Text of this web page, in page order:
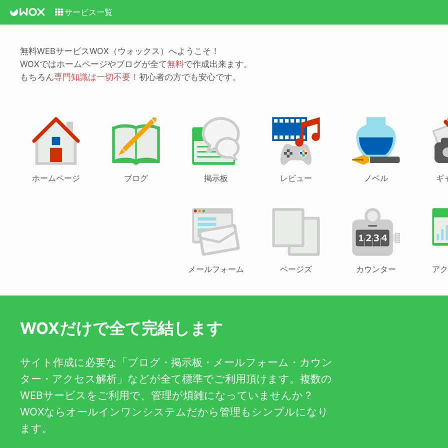
サービス一覧
無料WEBサービスWOX（ウォックス）へようこそ！
WOXではホームページやブログが全て無料で作成出来ます。
もちろん専門知識は一切不要！ 初心者の方でも安心です。
ホームページ ブログ 掲示板 レビュー ノベル ギ
メールフォーム ページズ カウンター ア
WOXだけで全て完結します
サイト作成に必要な「ブログ・掲示板・メールフォーム・カウン
ター・アクセス解析」などが全て標準でご利用頂けます。複数の
WEBサービスをご利用で、管理が煩雑になっていませんか？
WOXならオールインワンシステムだから管理もシンプルになり
ます。